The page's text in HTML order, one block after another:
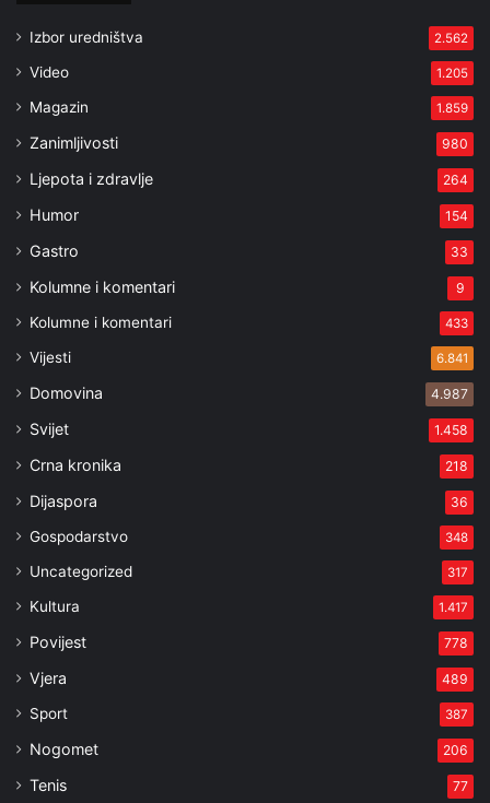
Izbor uredništva 2.562
Video 1.205
Magazin 1.859
Zanimljivosti 980
Ljepota i zdravlje 264
Humor 154
Gastro 33
Kolumne i komentari 9
Kolumne i komentari 433
Vijesti 6.841
Domovina 4.987
Svijet 1.458
Crna kronika 218
Dijaspora 36
Gospodarstvo 348
Uncategorized 317
Kultura 1.417
Povijest 778
Vjera 489
Sport 387
Nogomet 206
Tenis 77